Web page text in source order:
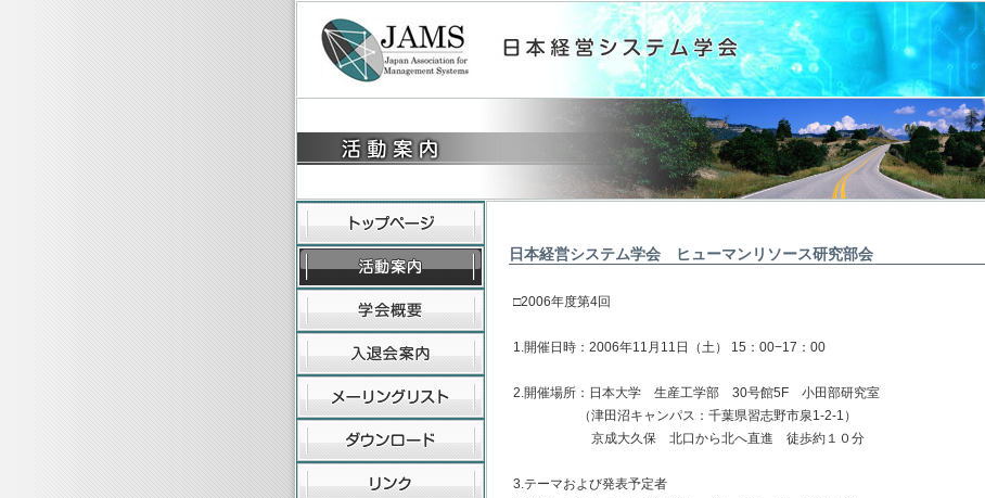
日本経営システム学会 ヒューマンリソース研究部会
□2006年度第4回
1.開催日時：2006年11月11日（土） 15：00−17：00
2.開催場所：日本大学 生産工学部 30号館5F 小田部研究室
（津田沼キャンパス：千葉県習志野市泉1-2-1）
京成大久保 北口から北へ直進 徒歩約１０分
3.テーマおよび発表予定者